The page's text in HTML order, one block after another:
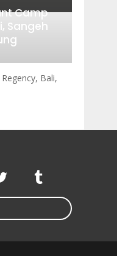
Camp
Sangeh
Bali,